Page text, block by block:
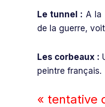
Le tunnel : A la
de la guerre,
Les corbeaux :
peintre français.
« tentative